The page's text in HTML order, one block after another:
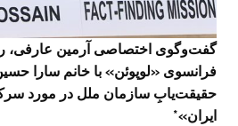
گفت‌وگوی اختصاصی آرمین عارفی،
فرانسوی «لوپوئن» با خانم سارا
حقیقت‌‌یابِ سازمان ملل در مورد
ایران»*